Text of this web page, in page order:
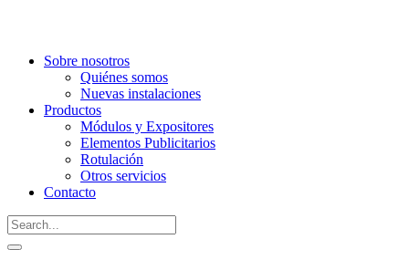
Sobre nosotros
Quiénes somos
Nuevas instalaciones
Productos
Módulos y Expositores
Elementos Publicitarios
Rotulación
Otros servicios
Contacto